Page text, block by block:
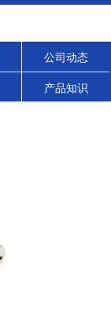
公司动态
产品知识